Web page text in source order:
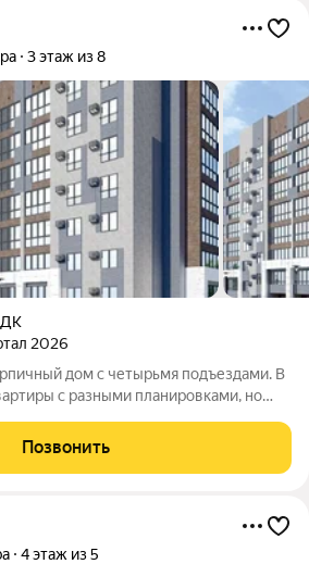
3 этаж из 8
2026
с разными планировками, но
Позвонить
4 этаж из 5